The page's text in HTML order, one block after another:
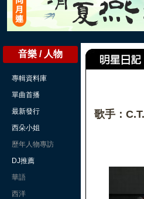
音樂 / 人物
專輯資料庫
單曲首播
最新發行
西朵小姐
歷年人物專訪
DJ推薦
華語
西洋
歌手：